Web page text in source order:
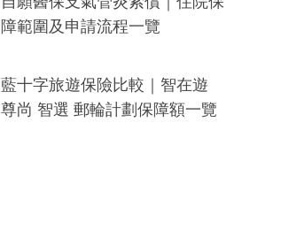
障範圍及申請流程一覽
藍十字旅遊保險比較｜智在遊
尊尚 智選 郵輪計劃保障額一覽